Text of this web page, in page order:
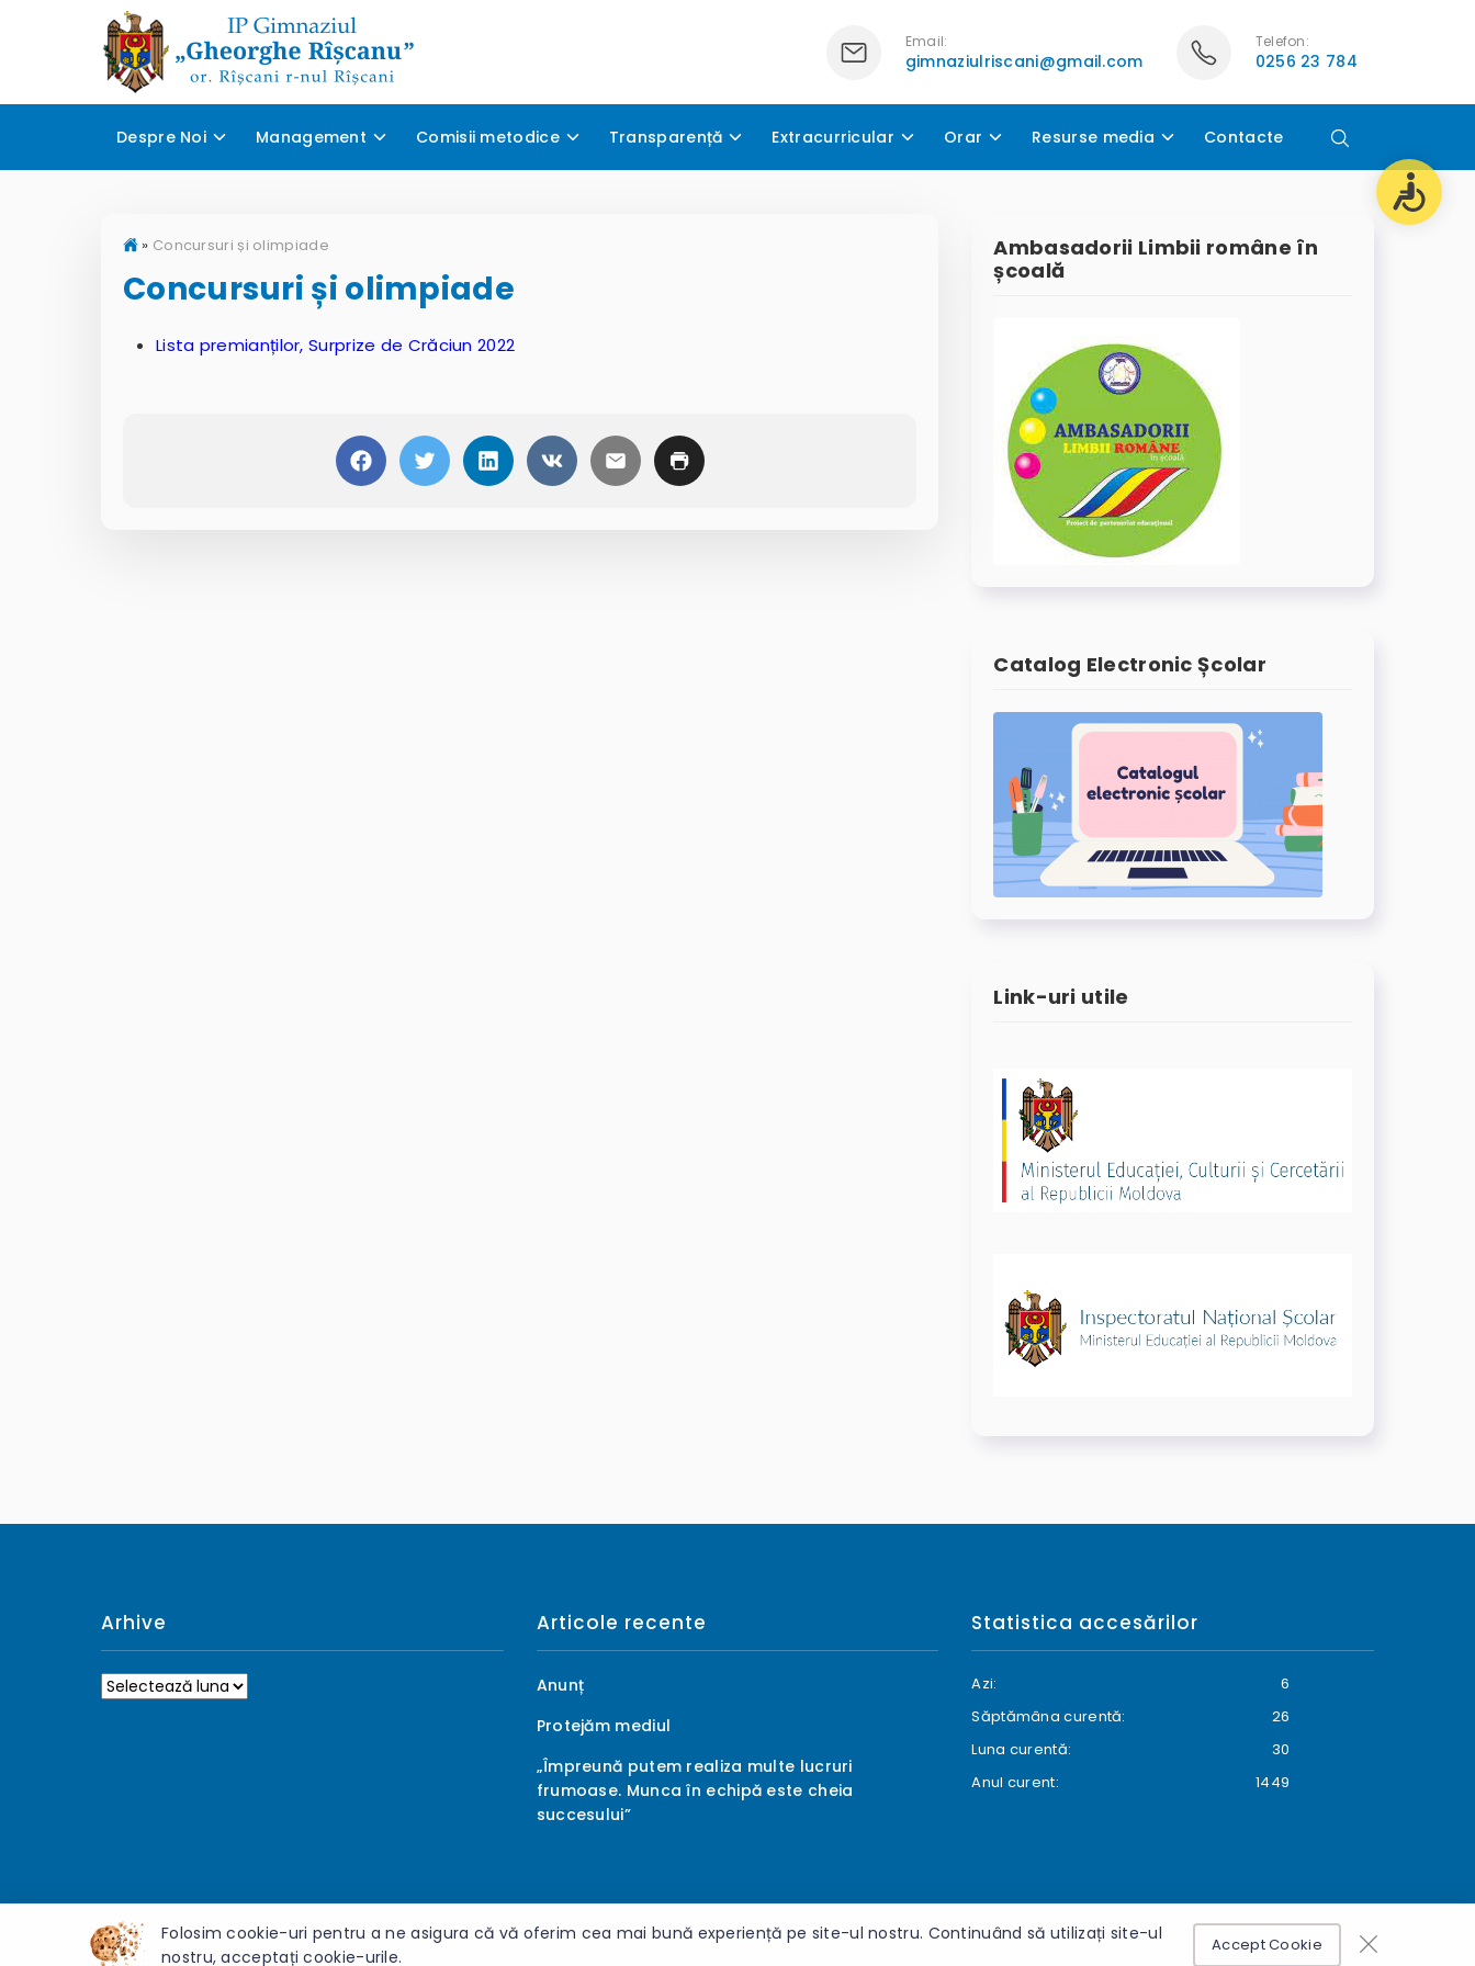
Email:
gimnaziulriscani@gmail.com
Telefon:
0256 23 784
Despre Noi Management Comisii metodice Transparență Extracurricular Orar Resurse media Contacte
» Concursuri și olimpiade
Concursuri și olimpiade
Lista premianților, Surprize de Crăciun 2022
Ambasadorii Limbii române în
școală
Catalog Electronic Școlar
Link-uri utile
Arhive
Arhive
Articole recente
Anunț
Protejăm mediul
„Împreună putem realiza multe lucruri
frumoase. Munca în echipă este cheia
succesului”
Statistica accesărilor
Azi:
6
Săptămâna curentă:
26
Luna curentă:
30
Anul curent:
1449
© 2026 Gimnaziul „Gheorghe Rîșcanu” - Toate drepturile rezervate.
Folosim cookie-uri pentru a ne asigura că vă oferim cea mai bună experiență pe site-ul nostru. Continuând să utilizați site-ul
nostru, acceptați cookie-urile.
Accept Cookie